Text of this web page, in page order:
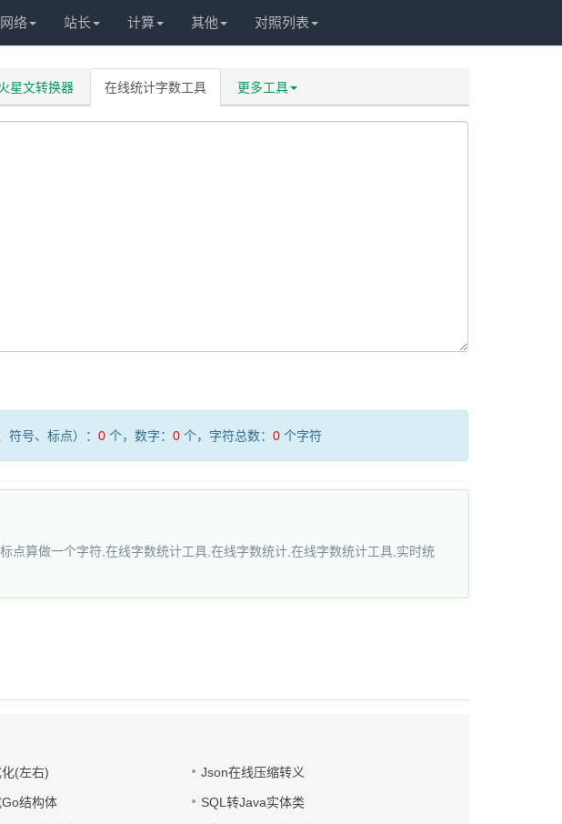
网络 站长 计算 其他 对照列表
星文转换器 在线统计字数工具 更多工具
号、标点）： 0 个，数字： 0 个，字符总数： 0 个字符
点算做一个字符,在线字数统计工具,在线字数统计,在线字数统计工具,实时统
(左右) Json在线压缩转义
结构体 SQL转Java实体类